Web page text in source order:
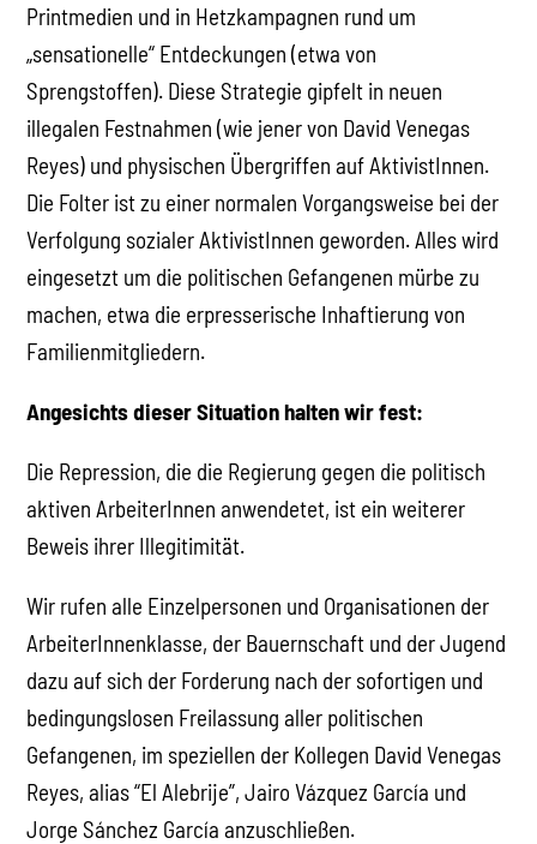
Printmedien und in Hetzkampagnen rund um
„sensationelle“ Entdeckungen (etwa von
Sprengstoffen). Diese Strategie gipfelt in neuen
illegalen Festnahmen (wie jener von David Venegas
Reyes) und physischen Übergriffen auf AktivistInnen.
Die Folter ist zu einer normalen Vorgangsweise bei der
Verfolgung sozialer AktivistInnen geworden. Alles wird
eingesetzt um die politischen Gefangenen mürbe zu
machen, etwa die erpresserische Inhaftierung von
Familienmitgliedern.
Angesichts dieser Situation halten wir fest:
Die Repression, die die Regierung gegen die politisch
aktiven ArbeiterInnen anwendetet, ist ein weiterer
Beweis ihrer Illegitimität.
Wir rufen alle Einzelpersonen und Organisationen der
ArbeiterInnenklasse, der Bauernschaft und der Jugend
dazu auf sich der Forderung nach der sofortigen und
bedingungslosen Freilassung aller politischen
Gefangenen, im speziellen der Kollegen David Venegas
Reyes, alias “El Alebrije”, Jairo Vázquez García und
Jorge Sánchez García anzuschließen.